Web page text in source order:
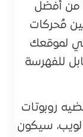
تذكير: يُعتبر إعداد ملف robots.txt من أفضل
مُحركات
لموقعك
للفهرسة
روبوتات
سيكون